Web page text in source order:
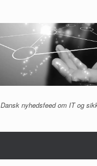
Dansk nyhedsfeed om IT og